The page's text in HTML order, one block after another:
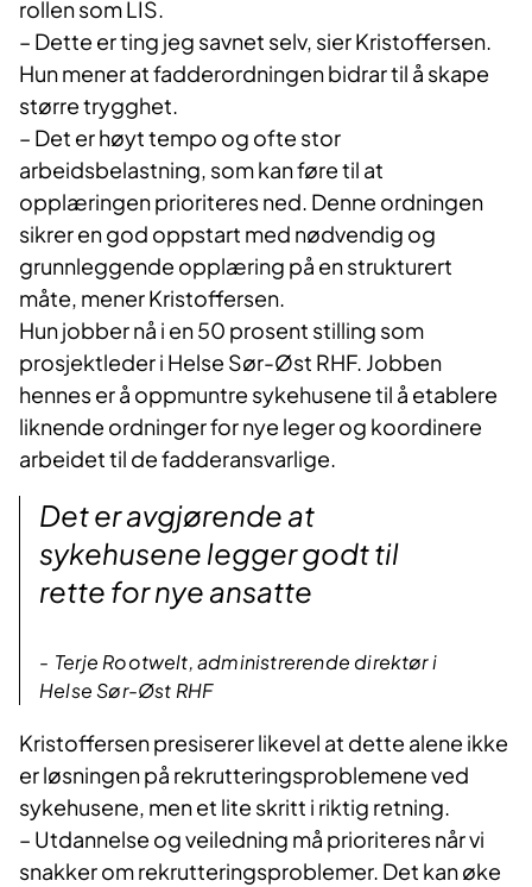
rollen som LIS.
– Dette er ting jeg savnet selv, sier Kristoffersen.
Hun mener at fadderordningen bidrar til å skape
større trygghet.
– Det er høyt tempo og ofte stor
arbeidsbelastning, som kan føre til at
opplæringen prioriteres ned. Denne ordningen
sikrer en god oppstart med nødvendig og
grunnleggende opplæring på en strukturert
måte, mener Kristoffersen.
Hun jobber nå i en 50 prosent stilling som
prosjektleder i Helse Sør-Øst RHF. Jobben
hennes er å oppmuntre sykehusene til å etablere
liknende ordninger for nye leger og koordinere
arbeidet til de fadderansvarlige.
Det er avgjørende at
sykehusene legger godt til
rette for nye ansatte
Terje Rootwelt, administrerende direktør i
Helse Sør-Øst RHF
Kristoffersen presiserer likevel at dette alene ikke
er løsningen på rekrutteringsproblemene ved
sykehusene, men et lite skritt i riktig retning.
– Utdannelse og veiledning må prioriteres når vi
snakker om rekrutteringsproblemer. Det kan øke